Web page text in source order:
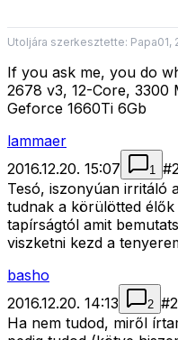
Utoljára szerkesztette: Papa01,
If you ask me, you do
2678 v3, 12-Core, 3300
Geforce 1660Ti 6Gb
lammaer
2016.12.20. 15:07
1 #
Tesó, iszonyúan irritáló
tudnak a körülötted
tapírságtól amit
viszketni kezd a
basho
2016.12.20. 14:13
2 #
Ha nem tudod, miről